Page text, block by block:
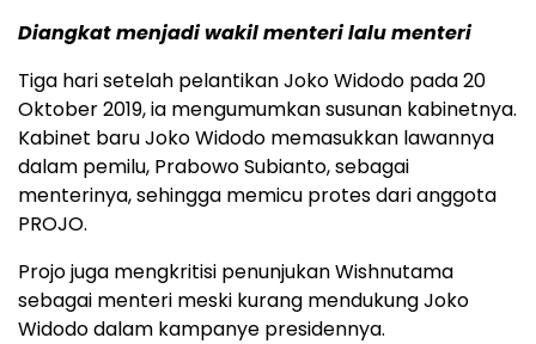
Diangkat menjadi wakil menteri lalu menteri
Tiga hari setelah pelantikan Joko Widodo pada 20
Oktober 2019, ia mengumumkan susunan kabinetnya.
Kabinet baru Joko Widodo memasukkan lawannya
dalam pemilu, Prabowo Subianto, sebagai
menterinya, sehingga memicu protes dari anggota
PROJO.
Projo juga mengkritisi penunjukan Wishnutama
sebagai menteri meski kurang mendukung Joko
Widodo dalam kampanye presidennya.